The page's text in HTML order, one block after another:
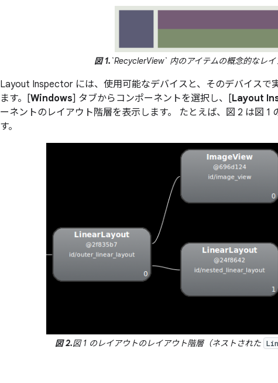
図 1. `RecyclerView` 内のアイテムの概念的なレイ
Layout Inspector には、使用可能なデバイスと、そのデバイスで
ます。[Windows] タブからコンポーネントを選択し、[Layout
ーネントのレイアウト階層を表示します。 たとえば、図 2 は図 1
す。
図 2.図 1 のレイアウトのレイアウト階層（ネストされた